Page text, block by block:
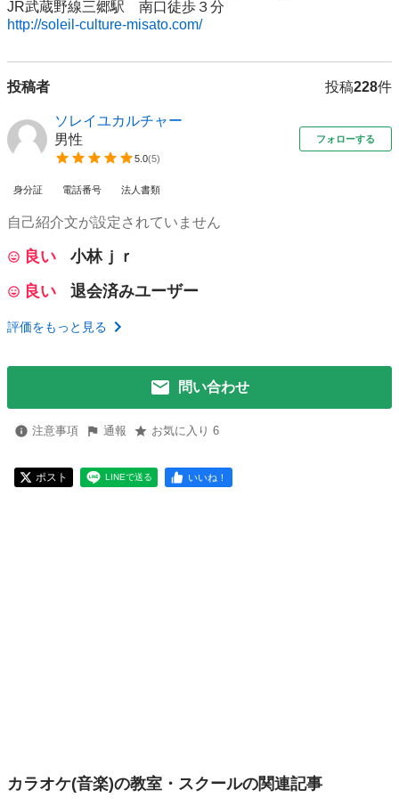
http://soleil-culture-misato.com/
投稿者 投稿228件
ソレイユカルチャー
男性
5.0(5)
フォローする
身分証 電話番号 法人書類
自己紹介文が設定されていません
良い
小林ｊｒ
良い
退会済みユーザー
評価をもっと見る
問い合わせ
注意事項 通報 お気に入り 6
ポスト LINEで送る いいね！
カラオケ(音楽)の教室・スクールの関連記事